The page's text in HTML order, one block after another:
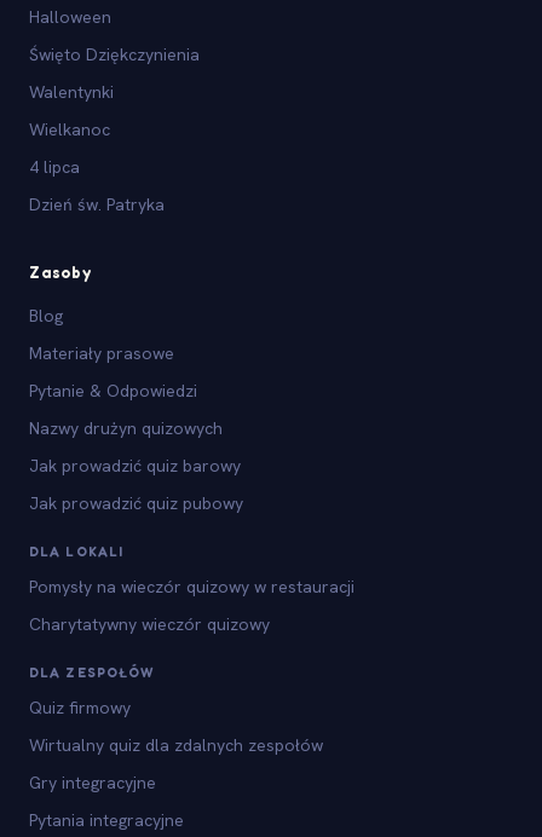
Halloween
Święto Dziękczynienia
Walentynki
Wielkanoc
4 lipca
Dzień św. Patryka
Zasoby
Blog
Materiały prasowe
Pytanie & Odpowiedzi
Nazwy drużyn quizowych
Jak prowadzić quiz barowy
Jak prowadzić quiz pubowy
DLA LOKALI
Pomysły na wieczór quizowy w restauracji
Charytatywny wieczór quizowy
DLA ZESPOŁÓW
Quiz firmowy
Wirtualny quiz dla zdalnych zespołów
Gry integracyjne
Pytania integracyjne